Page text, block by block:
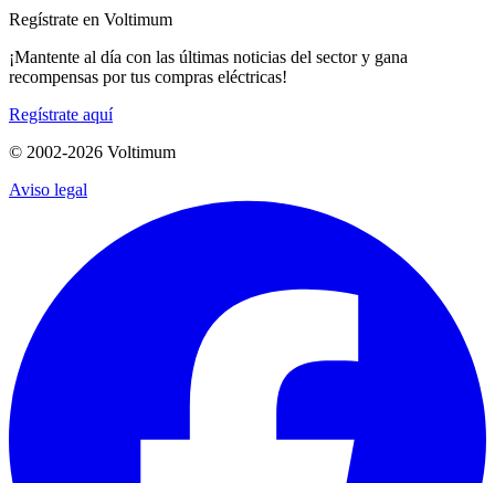
Regístrate en Voltimum
¡Mantente al día con las últimas noticias del sector y gana
recompensas por tus compras eléctricas!
Regístrate aquí
© 2002-2026 Voltimum
Aviso legal